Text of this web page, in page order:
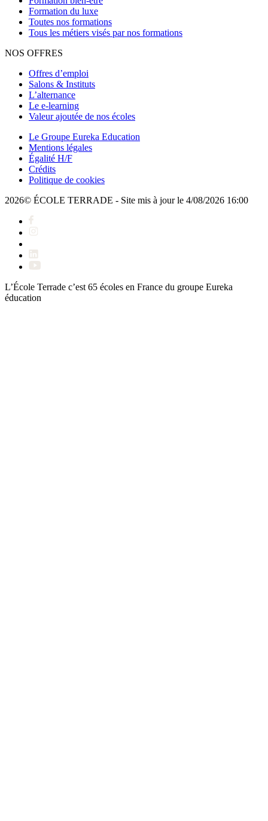
Formation du luxe
Toutes nos formations
Tous les métiers visés par nos formations
NOS OFFRES
Offres d’emploi
Salons & Instituts
L’alternance
Le e-learning
Valeur ajoutée de nos écoles
Le Groupe Eureka Education
Mentions légales
Égalité H/F
Crédits
Politique de cookies
2026© ÉCOLE TERRADE - Site mis à jour le 4/08/2026 16:00
L’École Terrade c’est 65 écoles en France du groupe Eureka
éducation